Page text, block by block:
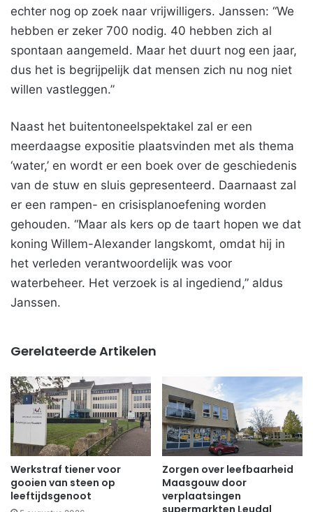
echter nog op zoek naar vrijwilligers. Janssen: “We
hebben er zeker 700 nodig. 40 hebben zich al
spontaan aangemeld. Maar het duurt nog een jaar,
dus het is begrijpelijk dat mensen zich nu nog niet
willen vastleggen.”
Naast het buitentoneelspektakel zal er een
meerdaagse expositie plaatsvinden met als thema
‘water,’ en wordt er een boek over de geschiedenis
van de stuw en sluis gepresenteerd. Daarnaast zal
er een rampen- en crisisplanoefening worden
gehouden. “Maar als kers op de taart hopen we dat
koning Willem-Alexander langskomt, omdat hij in
het verleden verantwoordelijk was voor
waterbeheer. Het verzoek is al ingediend,” aldus
Janssen.
Gerelateerde Artikelen
Werkstraf tiener voor
gooien van steen op
leeftijdsgenoot
Zorgen over leefbaarheid
Maasgouw door
verplaatsingen
supermarkten Leudal